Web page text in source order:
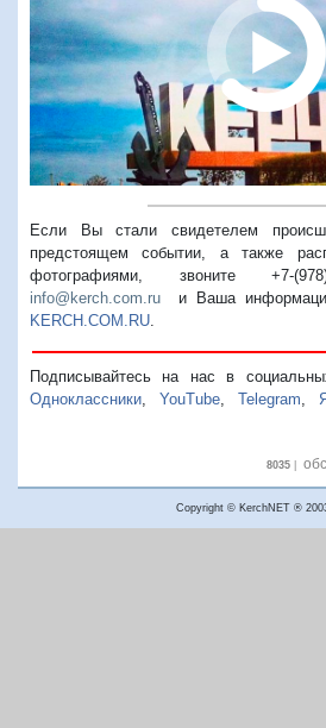
Если Вы стали свидетелем
предстоящем событии, а также
фотографиями, звоните +7-
info@kerch.com.ru и Ваша
KERCH.COM.RU
Подписывайтесь на нас в
Одноклассники
YouTube Telegram
8035|
Copyright © KerchNET ®